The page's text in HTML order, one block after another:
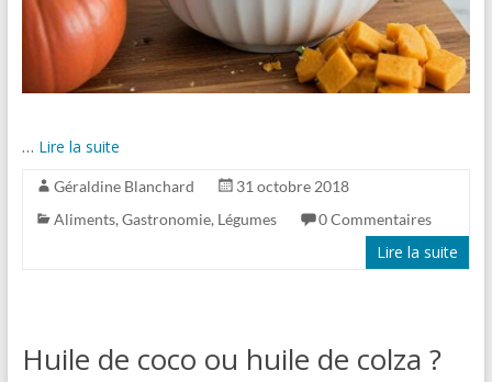
… Lire la suite
Géraldine Blanchard
31 octobre 2018
Aliments,Gastronomie, Légumes 0 Commentaires
Lire la suite
Huile de coco ou huile de colza ?